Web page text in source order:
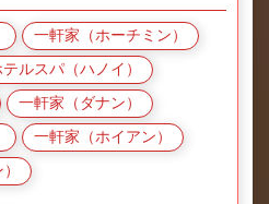
一軒家（ホーチミン）
テルスパ（ハノイ）
一軒家（ダナン）
一軒家（ホイアン）